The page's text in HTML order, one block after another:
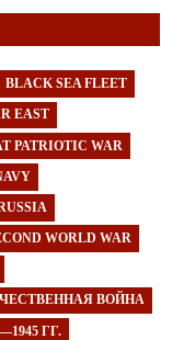
BLACK SEA FLEET
EAST
PATRIOTIC WAR
WORLD WAR
ВОЙНА
ГГ.